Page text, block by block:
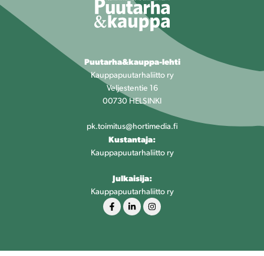
Puutarha&kauppa-lehti
Kauppapuutarhaliitto ry
Veljestentie 16
00730 HELSINKI
pk.toimitus@hortimedia.fi
Kustantaja:
Kauppapuutarhaliitto ry
Julkaisija:
Kauppapuutarhaliitto ry